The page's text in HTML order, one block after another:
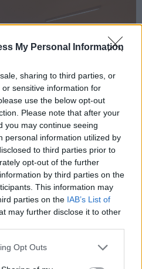
My Personal Information
sharing to third parties, or
sensitive information for
use the below opt-out
Please note that after your
you may continue seeing
personal information utilized by
to third parties prior to
opt-out of the further
by third parties on the
This information may
parties on the IAB’s List of
may further disclose it to other
Opt Outs
a beszállított
a Cemix regionális
gyártó 2020 első félévében
a fent említett MP 501I gépi